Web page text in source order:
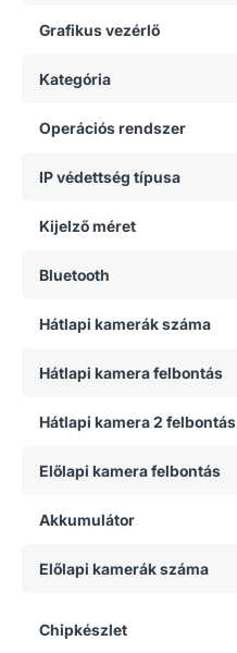
Grafikus vezérlő
Kategória
Operációs rendszer
IP védettség típusa
Kijelző méret
Bluetooth
Hátlapi kamerák száma
Hátlapi kamera felbontás
Hátlapi kamera 2 felbontás
Előlapi kamera felbontás
Akkumulátor
Előlapi kamerák száma
Chipkészlet